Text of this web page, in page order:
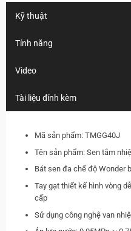
Kỹ thuật
Tính năng
Video
Tài liệu đính kèm
Mã sản phẩm: TMGG40J
Tên sản phẩm: Sen tắm
Bát sen đa chế độ Wonder
Tay gạt thiết kế hình vòng
cấp
Sử dụng công nghệ van